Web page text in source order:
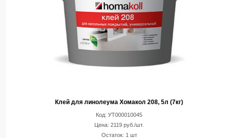
Клей для линолеума Хомакол 208, 5л (7кг)
Код: УТ000010045
Цена: 2119 руб./шт.
Остаток: 1 шт